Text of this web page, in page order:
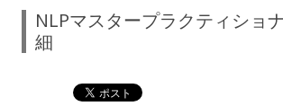
NLPマスタープラクティショ
細